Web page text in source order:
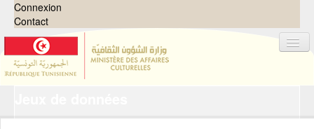
Connexion
Contact
Organisations